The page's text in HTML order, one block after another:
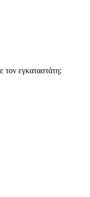
τον εγκαταστάτη;